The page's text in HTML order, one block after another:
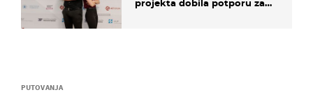
PUTOVANJA
projekta dobila potporu za